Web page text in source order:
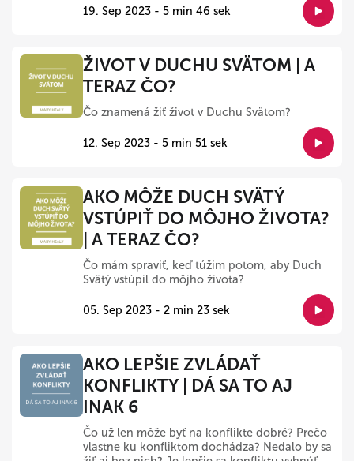
19. Sep 2023 - 5 min 46 sek
ŽIVOT V DUCHU SVÄTOM | A
TERAZ ČO?
Čo znamená žiť život v Duchu Svätom?
12. Sep 2023 - 5 min 51 sek
AKO MÔŽE DUCH SVÄTÝ
VSTÚPIŤ DO MÔJHO ŽIVOTA?
| A TERAZ ČO?
Čo mám spraviť, keď túžim potom, aby Duch
Svätý vstúpil do môjho života?
05. Sep 2023 - 2 min 23 sek
AKO LEPŠIE ZVLÁDAŤ
KONFLIKTY | DÁ SA TO AJ
INAK 6
Čo už len môže byť na konflikte dobré? Prečo
vlastne ku konfliktom dochádza? Nedalo by sa